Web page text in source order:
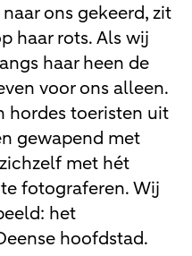
ons gekeerd, zit
haar rots. Als wij
haar heen de
voor ons alleen.
hordes toeristen uit
gewapend met
met hét
fotograferen. Wij
het
hoofdstad.